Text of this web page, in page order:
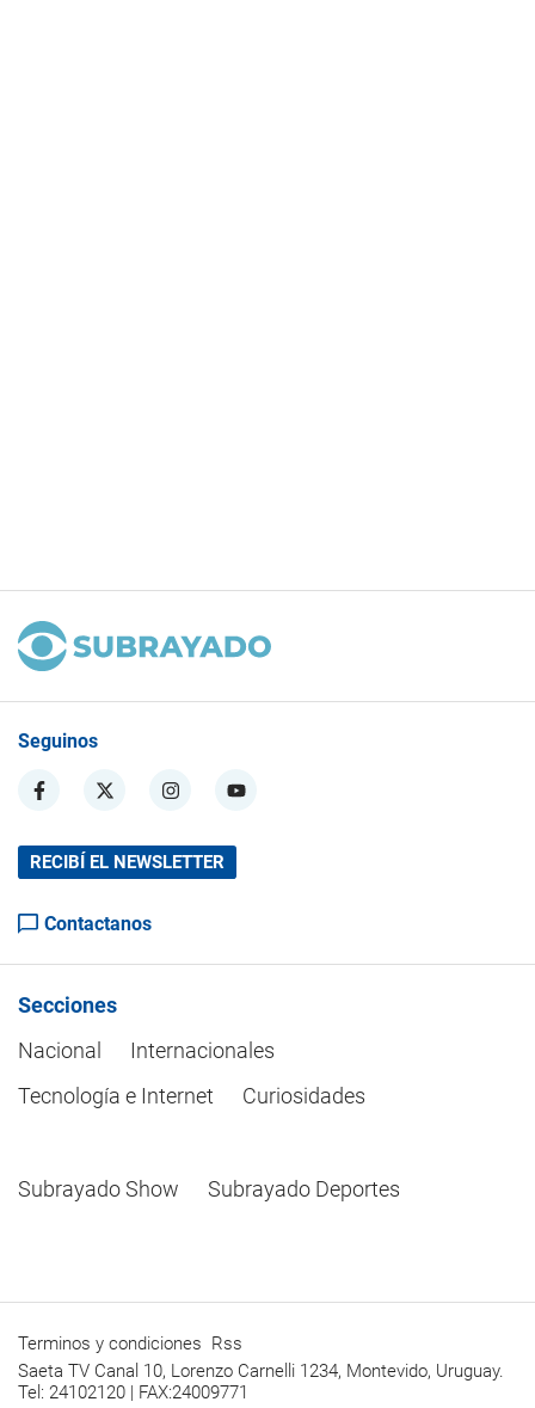
Seguinos
RECIBÍ EL NEWSLETTER
Contactanos
Secciones
Nacional
Internacionales
Tecnología e Internet
Curiosidades
Subrayado Show Subrayado Deportes
Terminos y condiciones Rss
Saeta TV Canal 10, Lorenzo Carnelli 1234, Montevido, Uruguay.
Tel: 24102120 | FAX:24009771